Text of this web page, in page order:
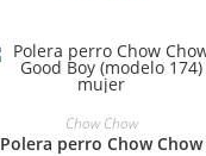
SELECCIONAR
Chow Chow
Polera perro Chow Chow